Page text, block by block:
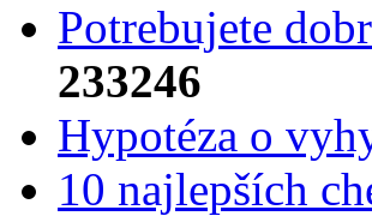
Potrebujet​e
233246
Hypotéza o
10 najlepších